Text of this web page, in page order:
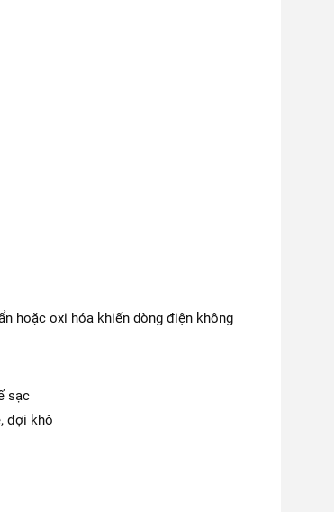
hoặc oxi hóa khiến dòng điện không
sạc
đợi khô